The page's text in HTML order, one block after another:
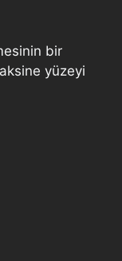
bir
yüzeyi